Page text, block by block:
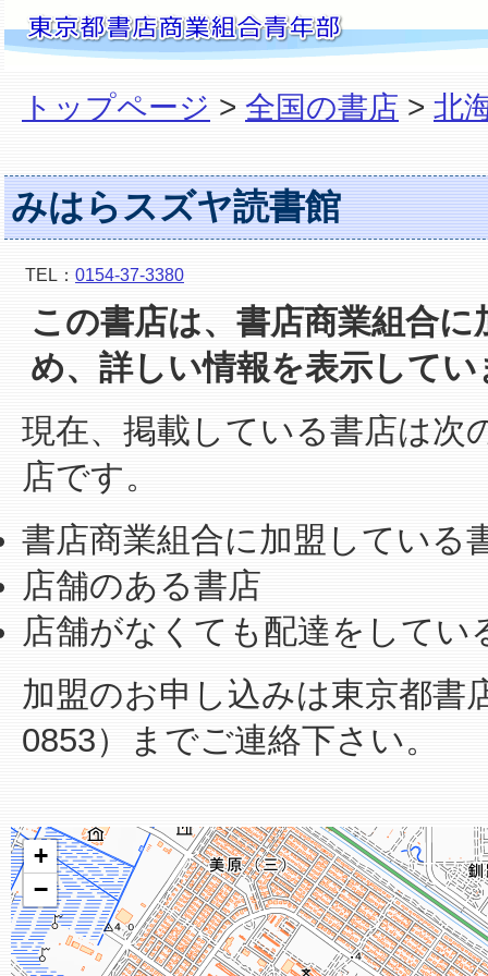
トップページ > 全国の書店 > 北
みはらスズヤ読書館
TEL： 0154-37-3380
この書店は、書店商業組合
め、詳しい情報を表示して
現在、掲載している書店は次
店です。
書店商業組合に加盟している
店舗のある書店
店舗がなくても配達をしてい
加盟のお申し込みは東京都書
0853）までご連絡下さい。
+
−